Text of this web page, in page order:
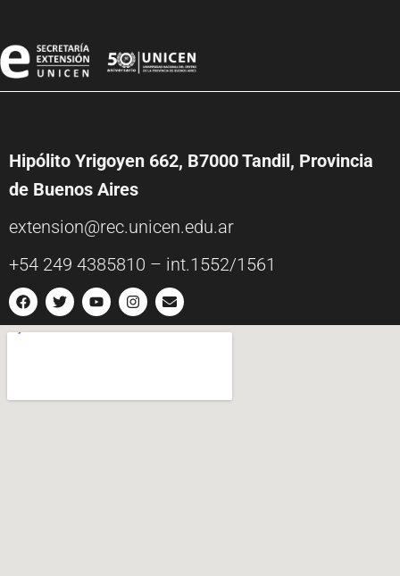
Hipólito Yrigoyen 662, B7000 Tandil, Provincia
de Buenos Aires
extension@rec.unicen.edu.ar
+54 249 4385810 – int.1552/1561